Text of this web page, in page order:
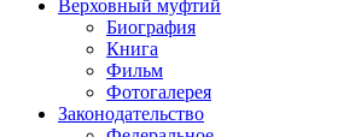
Верховный муфтий
Биография
Книга
Фильм
Фотогалерея
Законодательство